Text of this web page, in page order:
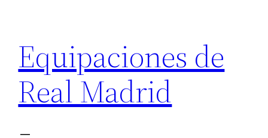
contenido
Equipaciones de
Real Madrid